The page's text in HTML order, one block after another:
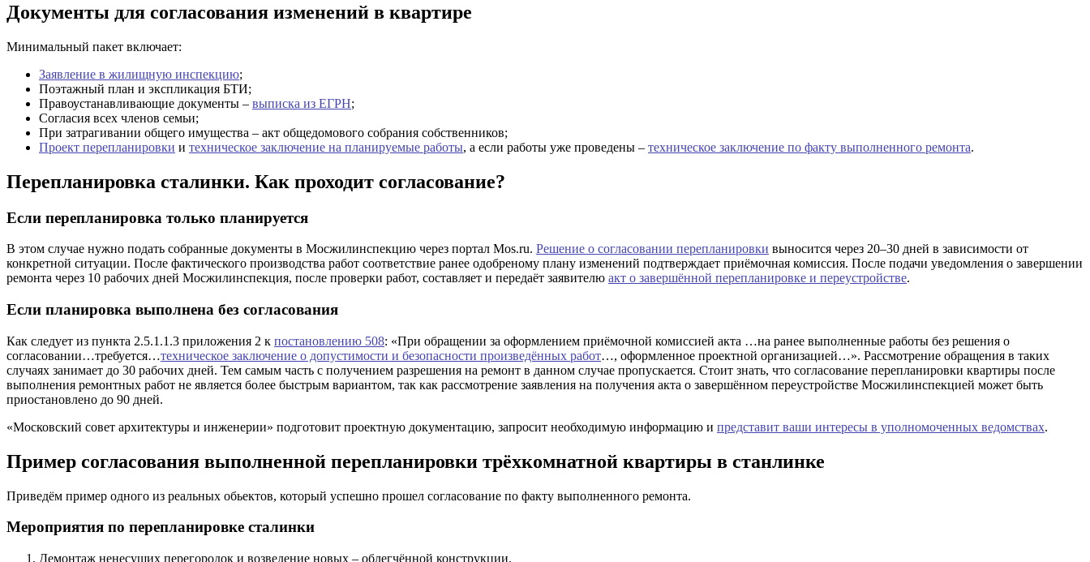
Документы для согласования изменений в квартире
Минимальный пакет включает:
Заявление в жилищную инспекцию;
Поэтажный план и экспликация БТИ;
Правоустанавливающие документы – выписка из ЕГРН;
Согласия всех членов семьи;
При затрагивании общего имущества – акт общедомового собрания собственников;
Проект перепланировки и техническое заключение на планируемые работы, а если работы уже проведены – техническое заключение по факту выполненного ремонта.
Перепланировка сталинки. Как проходит согласование?
Если перепланировка только планируется
В этом случае нужно подать собранные документы в Мосжилинспекцию через портал Mos.ru. Решение о согласовании перепланировки выносится через 20–30 дней в зависимости от
конкретной ситуации. После фактического производства работ соответствие ранее одобреному плану изменений подтверждает приёмочная комиссия. После подачи уведомления о завершении
ремонта через 10 рабочих дней Мосжилинспекция, после проверки работ, составляет и передаёт заявителю акт о завершённой перепланировке и переустройстве.
Если планировка выполнена без согласования
Как следует из пункта 2.5.1.1.3 приложения 2 к постановлению 508: «При обращении за оформлением приёмочной комиссией акта …на ранее выполненные работы без решения о
согласовании…требуется…техническое заключение о допустимости и безопасности произведённых работ…, оформленное проектной организацией…». Рассмотрение обращения в таких
случаях занимает до 30 рабочих дней. Тем самым часть с получением разрешения на ремонт в данном случае пропускается. Стоит знать, что согласование перепланировки квартиры после
выполнения ремонтных работ не является более быстрым вариантом, так как рассмотрение заявления на получения акта о завершённом переустройстве Мосжилинспекцией может быть
приостановлено до 90 дней.
«Московский совет архитектуры и инженерии» подготовит проектную документацию, запросит необходимую информацию и представит ваши интересы в уполномоченных ведомствах.
Пример согласования выполненной перепланировки трёхкомнатной квартиры в станлинке
Приведём пример одного из реальных обьектов, который успешно прошел согласование по факту выполненного ремонта.
Мероприятия по перепланировке сталинки
Демонтаж ненесущих перегородок и возведение новых – облегчённой конструкции.